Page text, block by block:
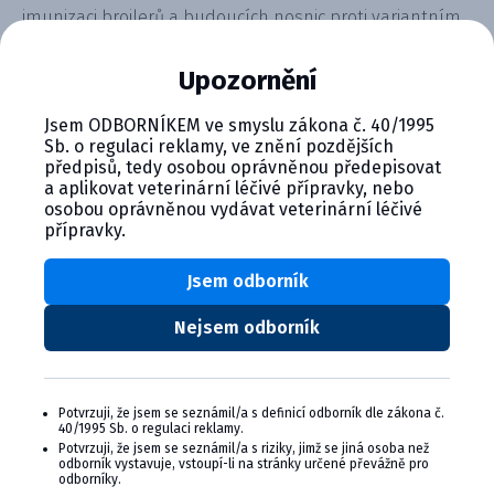
imunizaci brojlerů a budoucích nosnic proti variantním
vodě, zajišťuje ochranu až na 9 týdnů u nosnic.
CYMEDICA PLUS: VĚRNOST, KTERÁ
Staňte se členem věrnostního programu
Cymedica Plus a získejte exkluzivní výhody pro
Výhody členství v Programu Cymedica
Plus:
Exkluzivní produkty a služby
Upozornění
Jsem ODBORNÍKEM ve smyslu zákona č. 40/1995
Sb. o regulaci reklamy, ve znění pozdějších
předpisů, tedy osobou oprávněnou předepisovat
a aplikovat veterinární léčivé přípravky, nebo
osobou oprávněnou vydávat veterinární léčivé
přípravky.
Nejsem odborník
Jsem odborník
Potvrzuji, že jsem se seznámil/a s definicí odborník dle zákona č.
40/1995 Sb. o regulaci reklamy.
Potvrzuji, že jsem se seznámil/a s riziky, jimž se jiná osoba než
odborník vystavuje, vstoupí-li na stránky určené převážně pro
odborníky.